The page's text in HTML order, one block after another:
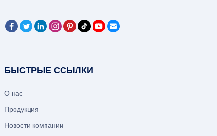
БЫСТРЫЕ ССЫЛКИ
О нас
Продукция
Новости компании